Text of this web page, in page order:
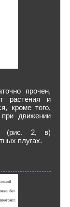
прочен,
растения и
кроме того,
движении
(рис. 2, в)
плугах.